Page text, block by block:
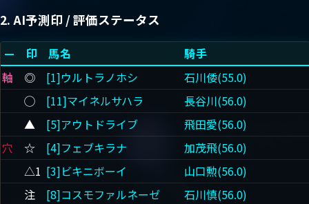
2. AI予測印 / 評価ステータス
— 印 馬名
騎手
軸
◎ [1]ウルトラノホシ
石川倭(55.0)
◯
[11]マイネルサハラ
長谷川(56.0)
▲
[5]アウトドライブ
飛田愛(56.0)
穴
☆ [4]フェブキラナ
加茂飛(56.0)
△1 [3]ビキニボーイ
山口勲(56.0)
注
[8]コスモファルネーゼ
石川慎(56.0)